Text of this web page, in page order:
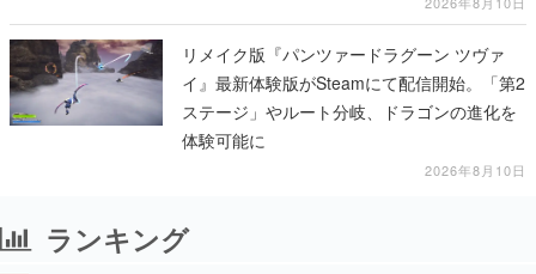
リメイク版『パンツァードラグーン ツヴァ
イ』最新体験版がSteamにて配信開始。「第2
ステージ」やルート分岐、ドラゴンの進化を
体験可能に
2026年8月10日
ランキング